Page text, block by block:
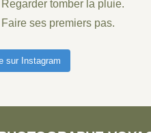
sur Instagram